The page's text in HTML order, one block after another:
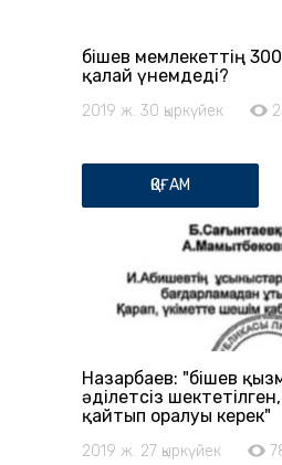
Әбішев мемлекеттің
қалай үнемдеді?
2019 ж. 30 қыркүйек
ҚОҒАМ
Назарбаев: "Әбішев
әділетсіз
қайтып оралуы керек"
2019 ж. 27 қыркүйек